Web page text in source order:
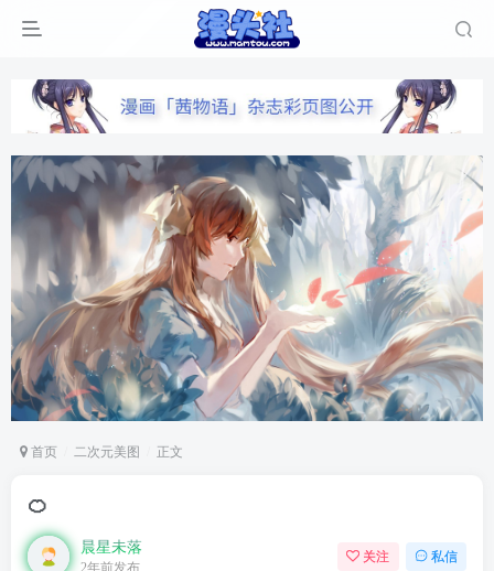
首页 二次元美图 正文
🍊
晨星未落
2年前发布
关注 私信